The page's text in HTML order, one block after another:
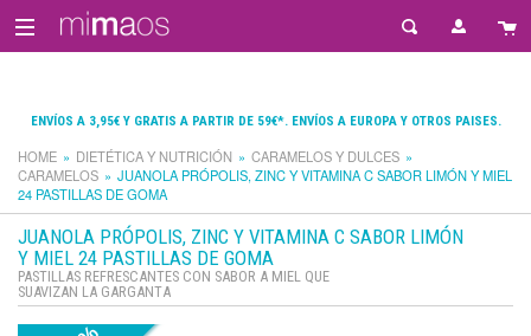
ENVÍOS A 3,95€ Y GRATIS A PARTIR DE 59€*. ENVÍOS A EUROPA Y OTROS PAISES.
HOME DIETÉTICA Y NUTRICIÓN
CARAMELOS Y DULCES
CARAMELOS
JUANOLA PRÓPOLIS, ZINC Y VITAMINA C SABOR LIMÓN Y MIEL
24 PASTILLAS DE GOMA
JUANOLA PRÓPOLIS, ZINC Y VITAMINA C SABOR LIMÓN
Y MIEL 24 PASTILLAS DE GOMA
PASTILLAS REFRESCANTES CON SABOR A MIEL QUE
SUAVIZAN LA GARGANTA